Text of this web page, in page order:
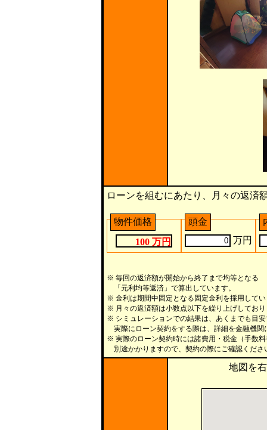
ローンを組むにあたり、月々の返済
物件価格
100 万円
頭金
万円
※ 毎回の返済額が開始から終了まで均等となる
「元利均等返済」で算出しています。
※ 金利は期間中固定となる固定金利を採用して
※ 月々の返済額は小数点以下を繰り上げしてお
※ シミュレーションでの結果は、あくまでも目
実際にローン契約をする際は、詳細を金融機関
※ 実際のローン契約時には諸費用・税金（手数
別途かかりますので、契約の際にご確認くださ
地図を